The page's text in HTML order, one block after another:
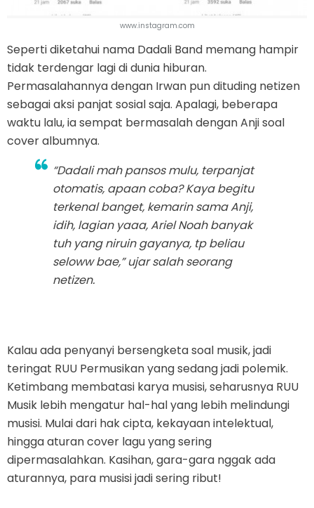
www.instagram.com
Seperti diketahui nama Dadali Band memang hampir
tidak terdengar lagi di dunia hiburan.
Permasalahannya dengan Irwan pun dituding netizen
sebagai aksi panjat sosial saja. Apalagi, beberapa
waktu lalu, ia sempat bermasalah dengan Anji soal
cover albumnya.
“Dadali mah pansos mulu, terpanjat
otomatis, apaan coba? Kaya begitu
terkenal banget, kemarin sama Anji,
idih, lagian yaaa, Ariel Noah banyak
tuh yang niruin gayanya, tp beliau
seloww bae,” ujar salah seorang
netizen.
Kalau ada penyanyi bersengketa soal musik, jadi
teringat RUU Permusikan yang sedang jadi polemik.
Ketimbang membatasi karya musisi, seharusnya RUU
Musik lebih mengatur hal-hal yang lebih melindungi
musisi. Mulai dari hak cipta, kekayaan intelektual,
hingga aturan cover lagu yang sering
dipermasalahkan. Kasihan, gara-gara nggak ada
aturannya, para musisi jadi sering ribut!